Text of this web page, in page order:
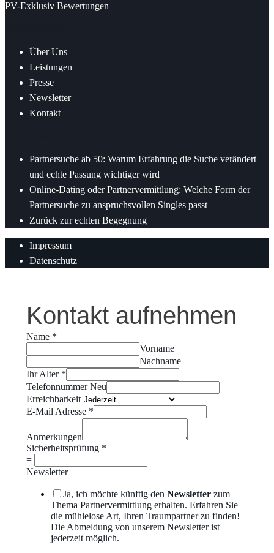
PV-Exklusiv Bewertungen
Über Uns
Leistungen
Presse
Newsletter
Kontakt
Partnersuche ab 50: Warum Erfahrung die Suche verändert
und echte Passung wichtiger wird
Online-Dating oder Partnervermittlung: Welche Form der
Partnersuche zu anspruchsvollen Singles passt
Zurück zur echten Begegnung
Impressum
Datenschutz
Kontakt aufnehmen
Name *
Vorname
Nachname
Ihr Alter *
Telefonnummer Neu
Erreichbarkeit
E-Mail Adresse *
Anmerkungen
Sicherheitsprüfung *
=
Newsletter
Ja, ich möchte künftig den Newsletter zum
Thema Partnervermittlung erhalten. Erfahren Sie
die mühlelose Art, Ihren Traumpartner zu finden!
Die Abmeldung von unserem Newsletter ist
jederzeit möglich.